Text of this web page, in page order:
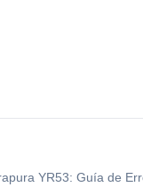
YR53: Guía de